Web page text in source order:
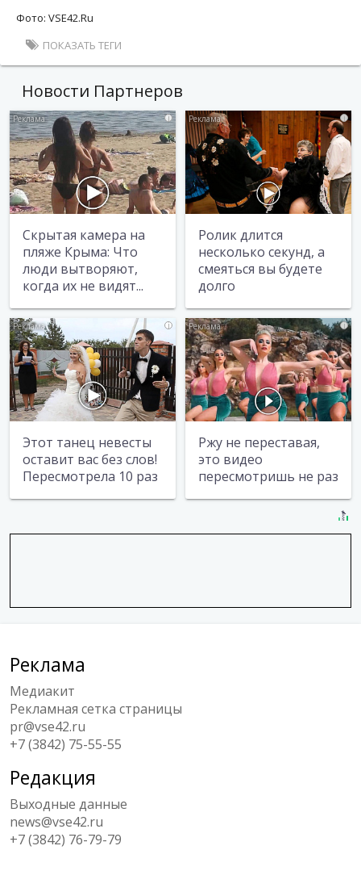
Фото: VSE42.Ru
ПОКАЗАТЬ ТЕГИ
Новости Партнеров
i
Скрытая камера на
пляже Крыма: Что
люди вытворяют,
когда их не видят...
i
Ролик длится
несколько секунд, а
смеяться вы будете
долго
i
Этот танец невесты
оставит вас без слов!
Пересмотрела 10 раз
i
Ржу не переставая,
это видео
пересмотришь не раз
Реклама
Медиакит
Рекламная сетка страницы
pr@vse42.ru
+7 (3842) 75-55-55
Редакция
Выходные данные
news@vse42.ru
+7 (3842) 76-79-79